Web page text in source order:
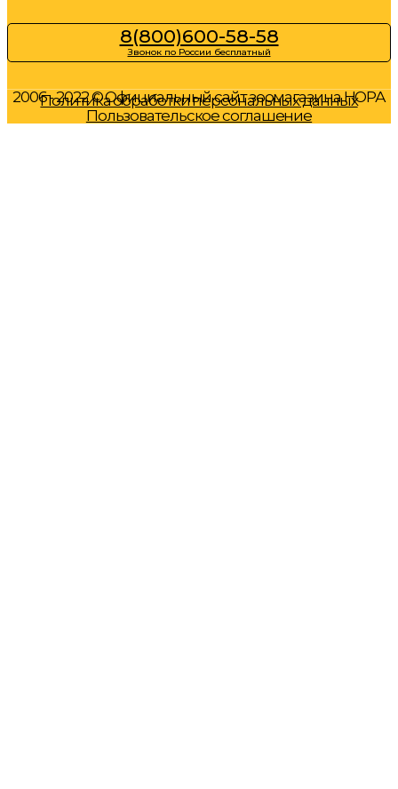
8(800)600-58-58
Звонок по России бесплатный
2006 - 2022 © Официальный сайт зоомагазина НОРА
Политика обработки персональных данных
Пользовательское соглашение